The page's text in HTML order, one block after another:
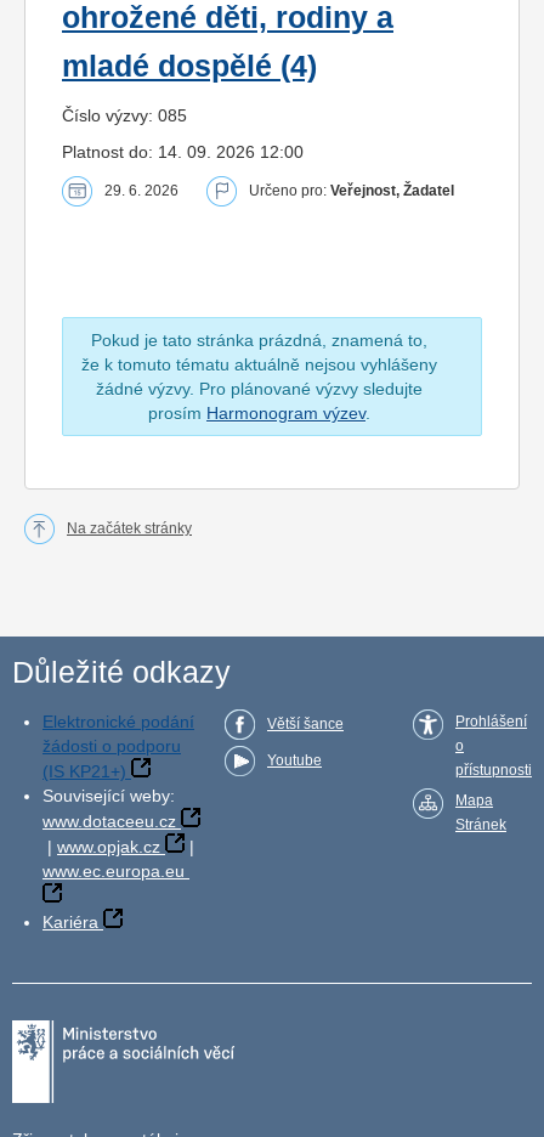
ohrožené děti, rodiny a
mladé dospělé (4)
Číslo výzvy: 085
Platnost do: 14. 09. 2026 12:00
29. 6. 2026 Určeno pro: Veřejnost, Žadatel
Pokud je tato stránka prázdná, znamená to,
že k tomuto tématu aktuálně nejsou vyhlášeny
žádné výzvy. Pro plánované výzvy sledujte
prosím Harmonogram výzev.
Na začátek stránky
Důležité odkazy
Elektronické podání
žádosti o podporu
(IS KP21+)
Související weby:
www.dotaceeu.cz
| www.opjak.cz
|
www.ec.europa.eu
Kariéra
Větší šance
Youtube
Prohlášení
o
přístupnosti
Mapa
Stránek